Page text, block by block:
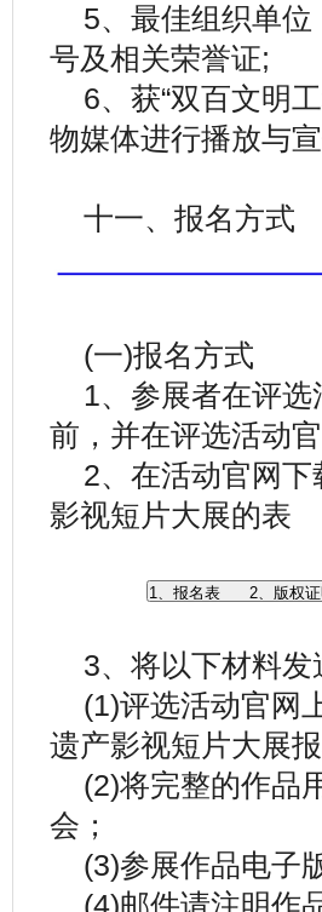
5、最佳组织单位
号及相关荣誉证;
6、获“双百文明
物媒体进行播放与宣
十一、报名方式
(一)报名方式
1、参展者在评
前，并在评选活动
2、在活动官网
影视短片大展的表
3、将以下材料
(1)评选活动官网
遗产影视短片大展报
(2)将完整的作品
会；
(3)参展作品电子
(4)邮件请注明作